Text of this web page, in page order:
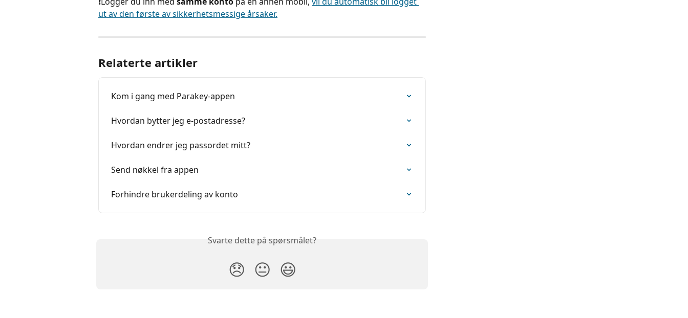
ut av den første av sikkerhetsmessige årsaker.
Relaterte artikler
Kom i gang med Parakey-appen
Hvordan bytter jeg e-postadresse?
Hvordan endrer jeg passordet mitt?
Send nøkkel fra appen
Forhindre brukerdeling av konto
Svarte dette på spørsmålet?
😞 😐 😃